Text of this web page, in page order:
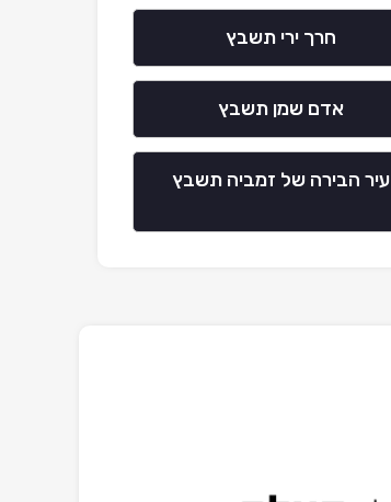
חרך ירי תשבץ
אדם שמן תשבץ
עיר הבירה של זמביה תשבץ